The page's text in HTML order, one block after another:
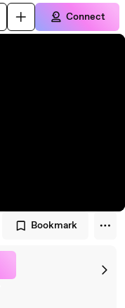
Connect
Bookmark